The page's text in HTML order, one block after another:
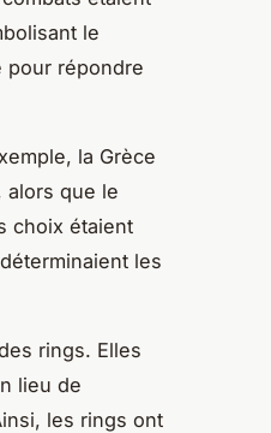
le
pour répondre
la Grèce
alors que le
choix étaient
les
rings. Elles
lieu de
les rings ont